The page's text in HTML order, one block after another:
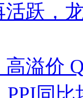
活跃，
高溢价